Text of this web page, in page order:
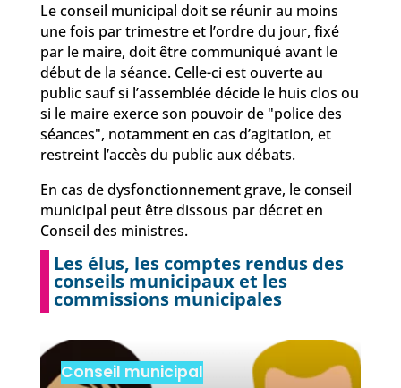
Le conseil municipal doit se réunir au moins
une fois par trimestre et l’ordre du jour, fixé
par le maire, doit être communiqué avant le
début de la séance. Celle-ci est ouverte au
public sauf si l’assemblée décide le huis clos ou
si le maire exerce son pouvoir de "police des
séances", notamment en cas d’agitation, et
restreint l’accès du public aux débats.
En cas de dysfonctionnement grave, le conseil
municipal peut être dissous par décret en
Conseil des ministres.
Les élus, les comptes rendus des
conseils municipaux et les
commissions municipales
Conseil municipal